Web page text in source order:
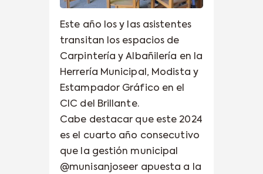
Este año los y las asistentes
transitan los espacios de
Carpintería y Albañilería en la
Herrería Municipal, Modista y
Estampador Gráfico en el
CIC del Brillante.
Cabe destacar que este 2024
es el cuarto año consecutivo
que la gestión municipal
@munisanjoseer apuesta a la